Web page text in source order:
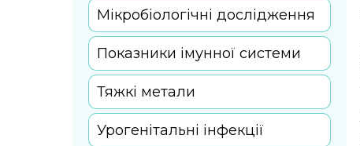
Мікробіологічні дослідження
Показники імунної системи
Тяжкі метали
Урогенітальні інфекції